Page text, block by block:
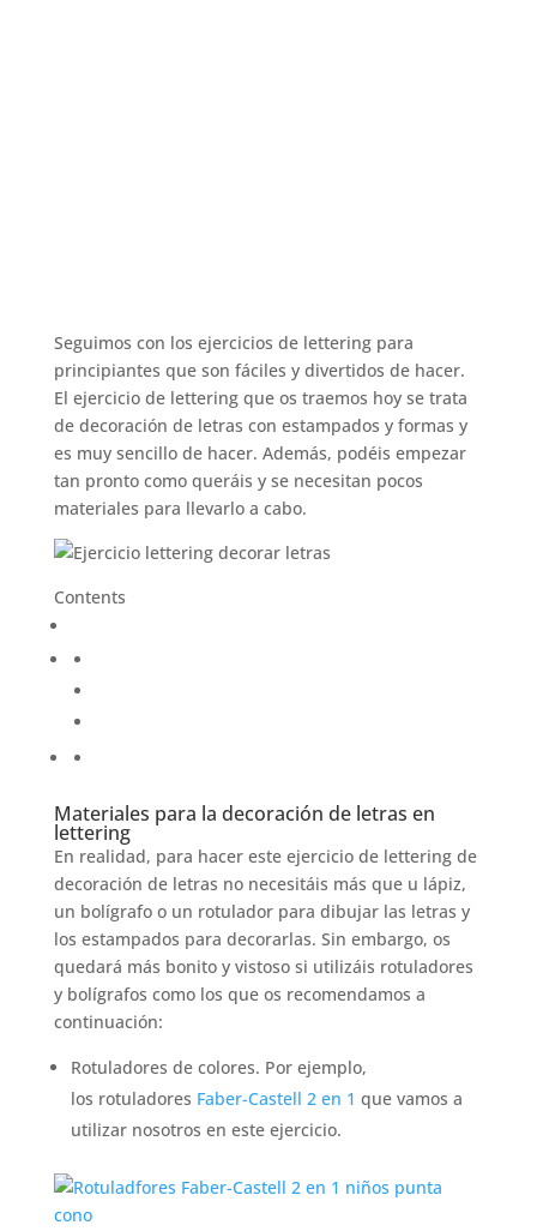
Seguimos con los ejercicios de lettering para
principiantes que son fáciles y divertidos de hacer.
El ejercicio de lettering que os traemos hoy se trata
de decoración de letras con estampados y formas y
es muy sencillo de hacer. Además, podéis empezar
tan pronto como queráis y se necesitan pocos
materiales para llevarlo a cabo.
Contents
Materiales para la decoración de letras en
lettering
En realidad, para hacer este ejercicio de lettering de
decoración de letras no necesitáis más que u lápiz,
un bolígrafo o un rotulador para dibujar las letras y
los estampados para decorarlas. Sin embargo, os
quedará más bonito y vistoso si utilizáis rotuladores
y bolígrafos como los que os recomendamos a
continuación:
Rotuladores de colores. Por ejemplo,
los rotuladores Faber-Castell 2 en 1 que vamos a
utilizar nosotros en este ejercicio.